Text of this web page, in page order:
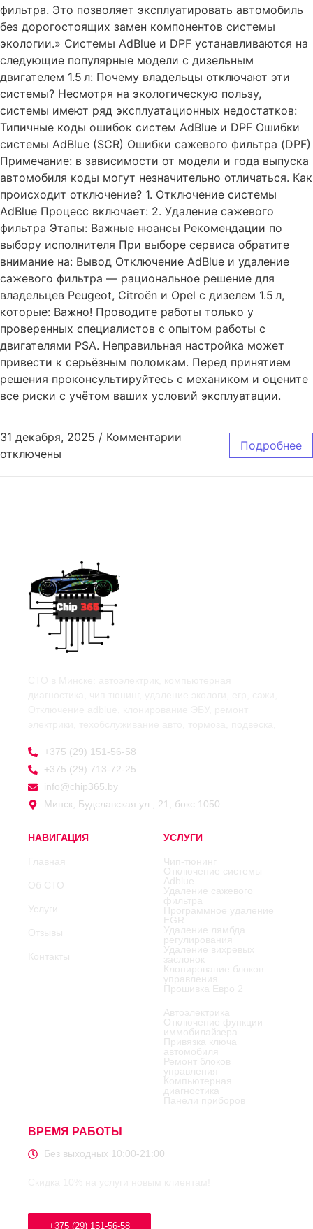
фильтра. Это позволяет эксплуатировать автомобиль
без дорогостоящих замен компонентов системы
экологии.» Системы AdBlue и DPF устанавливаются на
следующие популярные модели с дизельным
двигателем 1.5 л: Почему владельцы отключают эти
системы? Несмотря на экологическую пользу,
системы имеют ряд эксплуатационных недостатков:
Типичные коды ошибок систем AdBlue и DPF Ошибки
системы AdBlue (SCR) Ошибки сажевого фильтра (DPF)
Примечание: в зависимости от модели и года выпуска
автомобиля коды могут незначительно отличаться. Как
происходит отключение? 1. Отключение системы
AdBlue Процесс включает: 2. Удаление сажевого
фильтра Этапы: Важные нюансы Рекомендации по
выбору исполнителя При выборе сервиса обратите
внимание на: Вывод Отключение AdBlue и удаление
сажевого фильтра — рациональное решение для
владельцев Peugeot, Citroën и Opel с дизелем 1.5 л,
которые: Важно! Проводите работы только у
проверенных специалистов с опытом работы с
двигателями PSA. Неправильная настройка может
привести к серьёзным поломкам. Перед принятием
решения проконсультируйтесь с механиком и оцените
все риски с учётом ваших условий эксплуатации.
31 декабря, 2025 / Комментарии
отключены
Подробнее
+375 (29) 151-56-58
+375 (29) 713-72-25
info@chip365.by
Минск, Будславская ул., 21, бокс 1050
НАВИГАЦИЯ
Главная
Об СТО
Услуги
Отзывы
Контакты
УСЛУГИ
Чип-тюнинг
Отключение системы
Adblue
Удаление сажевого
фильтра
Программное удаление
EGR
Удаление лямбда
регулирования
Удаление вихревых
заслонок
Клонирование блоков
управления
Прошивка Евро 2
Автоэлектрика
Отключение функции
иммобилайзера
Привязка ключа
автомобиля
Ремонт блоков
управления
Компьютерная
диагностика
Панели приборов
ВРЕМЯ РАБОТЫ
Без выходных 10:00-21:00
+375 (29) 151-56-58